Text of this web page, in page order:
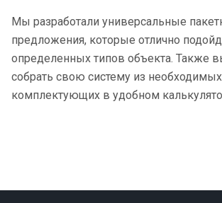
Мы разработали универсальные
предложения, которые отлично
определенных типов объекта. Также
собрать свою систему из необходимых
комплектующих в удобном